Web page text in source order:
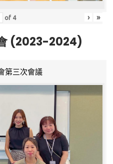
of 4 › »
(2023-2024)
第三次會議